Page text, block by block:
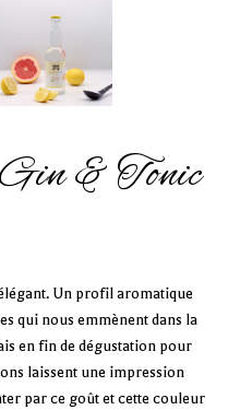
& Tonic
Un profil aromatique
qui nous emmènent dans la
en fin de dégustation pour
laissent une impression
par ce goût et cette couleur